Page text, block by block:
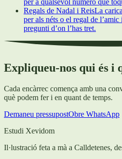
Regals de Nadal i ReisLa
per als néts o el regal de
pregunti d’on l’has tret.
Expliqueu-nos qui és i
Cada encàrrec comença amb una
què podem fer i en quant de temps.
Demaneu pressupostObre WhatsApp
Estudi Xevidom
Il·lustració feta a mà a Calldetenes,